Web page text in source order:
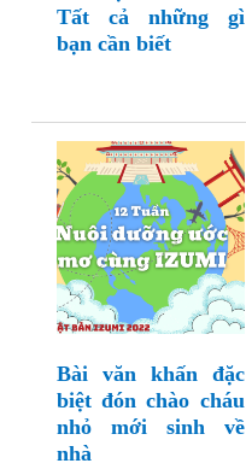
Tất cả những gì
bạn cần biết
Bài văn khấn đặc
biệt đón chào cháu
nhỏ mới sinh về
nhà